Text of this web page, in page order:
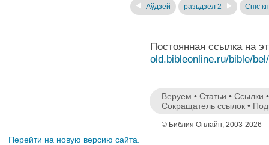
Аўдзей разьдзел 2 Спіс
Постоянная ссылка на
old.bibleonline.ru/bible/
Веруем • Статьи • Ссылки
Сокращатель ссылок •
© Библия Онлайн, 2003-2026
Перейти на новую версию сайта.